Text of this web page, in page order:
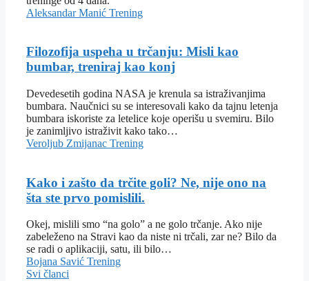
Aleksandar Manić Trening
Filozofija uspeha u trčanju: Misli kao
bumbar, treniraj kao konj
Devedesetih godina NASA je krenula sa istraživanjima
bumbara. Naučnici su se interesovali kako da tajnu letenja
bumbara iskoriste za letelice koje operišu u svemiru. Bilo
je zanimljivo istraživit kako tako…
Veroljub Zmijanac Trening
Kako i zašto da trčite goli? Ne, nije ono na
šta ste prvo pomislili.
Okej, mislili smo “na golo” a ne golo trčanje. Ako nije
zabeleženo na Stravi kao da niste ni trčali, zar ne? Bilo da
se radi o aplikaciji, satu, ili bilo…
Bojana Savić Trening
Svi članci